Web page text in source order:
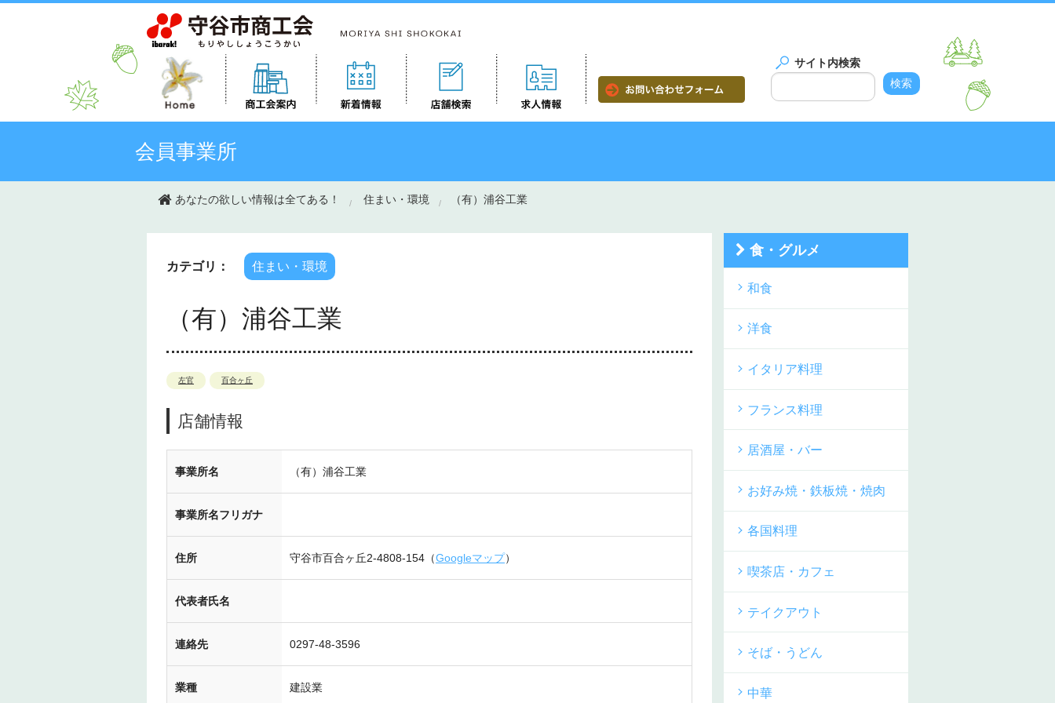
サイト内検索
会員事業所
あなたの欲しい情報は全てある！ 住まい・環境 （有）浦谷工業
カテゴリ： 住まい・環境
（有）浦谷工業
左官 百合ヶ丘
店舗情報
事業所名 （有）浦谷工業
事業所名フリガナ
住所 守谷市百合ヶ丘2-4808-154（Googleマップ）
代表者氏名
連絡先 0297-48-3596
業種 建設業
食・グルメ
和食
洋食
イタリア料理
フランス料理
居酒屋・バー
お好み焼・鉄板焼・焼肉
各国料理
喫茶店・カフェ
テイクアウト
そば・うどん
中華